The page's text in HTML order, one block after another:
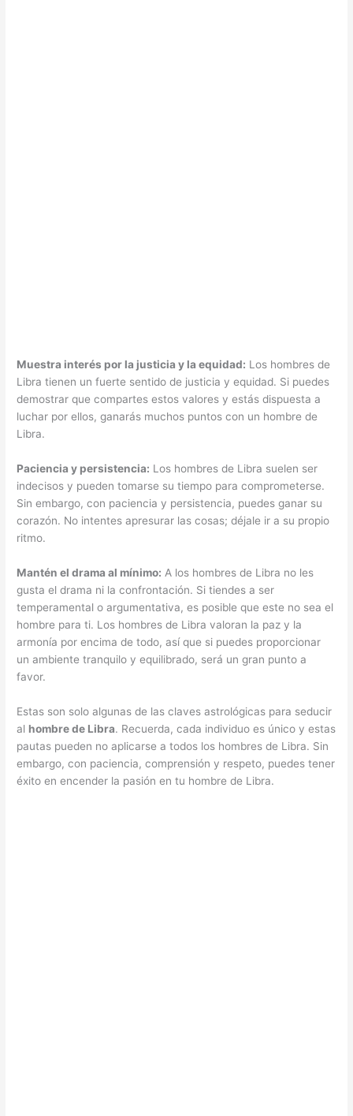
Muestra interés por la justicia y la equidad: Los hombres de
Libra tienen un fuerte sentido de justicia y equidad. Si puedes
demostrar que compartes estos valores y estás dispuesta a
luchar por ellos, ganarás muchos puntos con un hombre de
Libra.
Paciencia y persistencia: Los hombres de Libra suelen ser
indecisos y pueden tomarse su tiempo para comprometerse.
Sin embargo, con paciencia y persistencia, puedes ganar su
corazón. No intentes apresurar las cosas; déjale ir a su propio
ritmo.
Mantén el drama al mínimo: A los hombres de Libra no les
gusta el drama ni la confrontación. Si tiendes a ser
temperamental o argumentativa, es posible que este no sea el
hombre para ti. Los hombres de Libra valoran la paz y la
armonía por encima de todo, así que si puedes proporcionar
un ambiente tranquilo y equilibrado, será un gran punto a
favor.
Estas son solo algunas de las claves astrológicas para seducir
al hombre de Libra. Recuerda, cada individuo es único y estas
pautas pueden no aplicarse a todos los hombres de Libra. Sin
embargo, con paciencia, comprensión y respeto, puedes tener
éxito en encender la pasión en tu hombre de Libra.